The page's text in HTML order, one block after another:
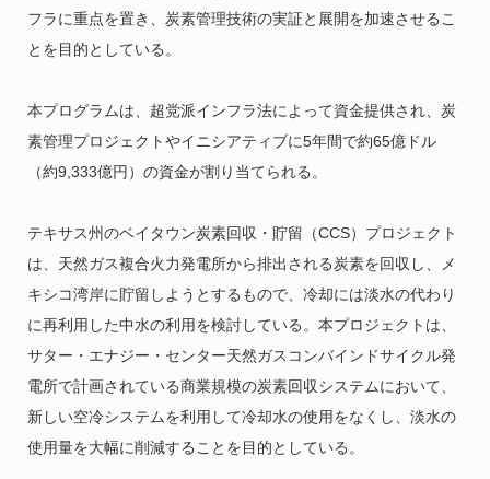
フラに重点を置き、炭素管理技術の実証と展開を加速させるこ
とを目的としている。
本プログラムは、超党派インフラ法によって資金提供され、炭
素管理プロジェクトやイニシアティブに5年間で約65億ドル
（約9,333億円）の資金が割り当てられる。
テキサス州のベイタウン炭素回収・貯留（CCS）プロジェクト
は、天然ガス複合火力発電所から排出される炭素を回収し、メ
キシコ湾岸に貯留しようとするもので、冷却には淡水の代わり
に再利用した中水の利用を検討している。本プロジェクトは、
サター・エナジー・センター天然ガスコンバインドサイクル発
電所で計画されている商業規模の炭素回収システムにおいて、
新しい空冷システムを利用して冷却水の使用をなくし、淡水の
使用量を大幅に削減することを目的としている。